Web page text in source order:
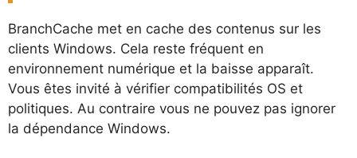
BranchCache met en cache des contenus sur les
clients Windows. Cela reste fréquent en
environnement numérique et la baisse apparaît.
Vous êtes invité à vérifier compatibilités OS et
politiques. Au contraire vous ne pouvez pas ignorer
la dépendance Windows.